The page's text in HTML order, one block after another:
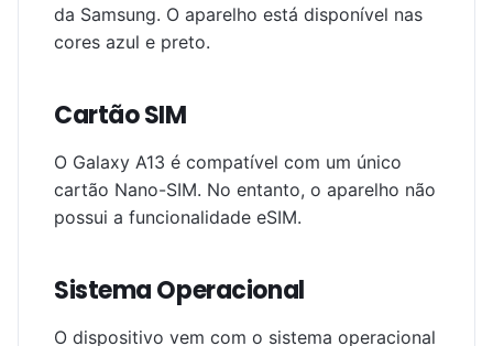
da Samsung. O aparelho está disponível nas
cores azul e preto.
Cartão SIM
O Galaxy A13 é compatível com um único
cartão Nano-SIM. No entanto, o aparelho não
possui a funcionalidade eSIM.
Sistema Operacional
O dispositivo vem com o sistema operacional